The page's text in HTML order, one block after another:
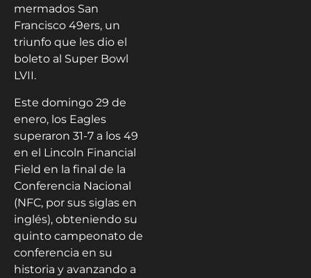
mermados San
Francisco 49ers, un
triunfo que les dio el
boleto al Super Bowl
LVII.
Este domingo 29 de
enero, los Eagles
superaron 31-7 a los 49
en el Lincoln Financial
Field en la final de la
Conferencia Nacional
(NFC, por sus siglas en
inglés), obteniendo su
quinto campeonato de
conferencia en su
historia y avanzando a